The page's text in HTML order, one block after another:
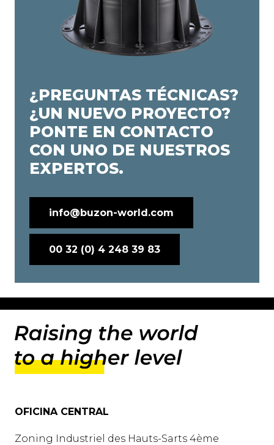
¿PREGUNTAS TÉCNICAS?
¿UN NUEVO PROYECTO?
PONTE EN CONTACTO
CON UNO DE NUESTROS
EXPERTOS.
info@buzon-world.com
00 32 (0) 4 248 39 83
OFICINA CENTRAL
Zoning Industriel des Hauts-Sarts 4ème